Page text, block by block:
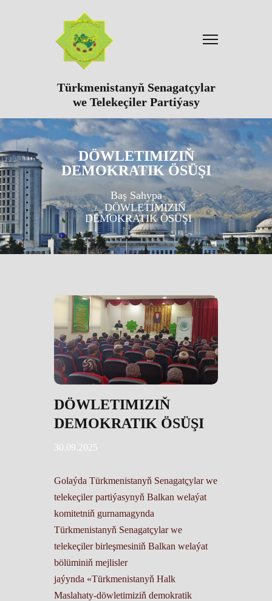
Türkmenistanyň Senagatçylar
we Telekeçiler Partiýasy
DÖWLETIMIZIŇ
DEMOKRATIK ÖSÜŞI
Baş Sahypa
DÖWLETIMIZIŇ
DEMOKRATIK ÖSÜŞI
DÖWLETIMIZIŇ
DEMOKRATIK ÖSÜŞI
30.09.2025
Golaýda Türkmenistanyň Senagatçylar we
telekeçiler partiýasynyň Balkan welaýat
komitetniň gurnamagynda
Türkmenistanyň Senagatçylar we
telekeçiler birleşmesiniň Balkan welaýat
bölüminiň mejlisler
jaýynda «Türkmenistanyň Halk
Maslahaty-döwletimiziň demokratik